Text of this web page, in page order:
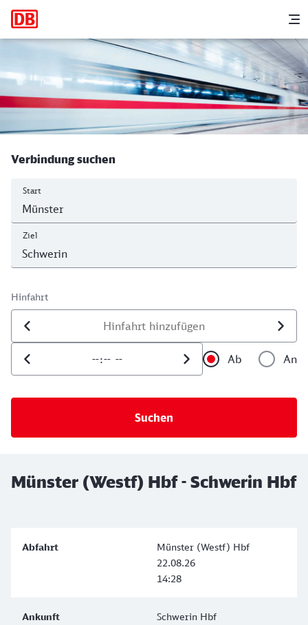
Hauptnavigation
Münster (Westf) Hbf - Schwerin Hbf
Verbindung suchen
Start
Ziel
Hinfahrt
Datum der Hinfahrt
Uhrzeit der Hinfahrt
Ab
An
Münster (Westf) Hbf - Schwerin Hbf
Münster (Westf) Hbf
22.08.26
14:28
Schwerin Hbf